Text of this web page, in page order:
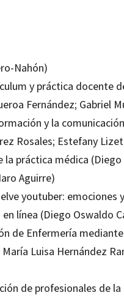
Nahón)
y práctica docente
Fernández; Gabriel
y la
Rosales; Estefany
la práctica médica
Aguirre)
youtuber:
línea (Diego Oswaldo
de Enfermería mediante
Luisa Hernández
de profesionales de